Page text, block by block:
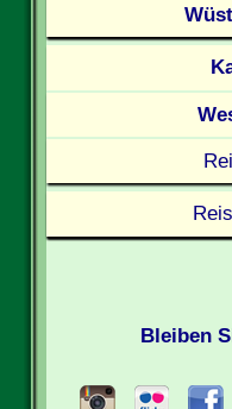
Bleiben